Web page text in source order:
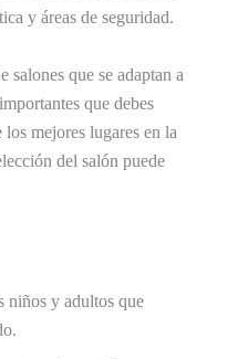
y áreas de seguridad.
que se adaptan a
que debes
mejores lugares en la
del salón puede
niños y adultos que